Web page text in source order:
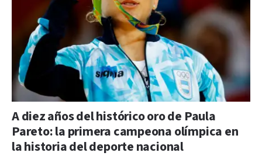
A diez años del histórico oro de Paula
Pareto: la primera campeona olímpica en
la historia del deporte nacional